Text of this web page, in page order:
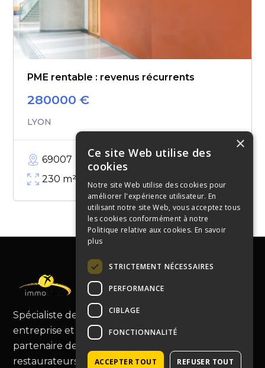
PME rentable : revenus récurrents
280000 €
LYON
69007
230 m²
Spécialiste de la cession de fonds de commerce,
entreprise et murs commerciaux, Immopro est le
partenaire de choix pour les commerçants et
restaurateurs, vous guidant au-delà de la simple
×
Ce site Web utilise des
cookies
Notre site Web utilise des cookies pour
améliorer l'expérience utilisateur. En
utilisant notre site Web, vous acceptez tous
les cookies conformément à notre
Politique relative aux cookies. En savoir
plus
STRICTEMENT NÉCESSAIRES
PERFORMANCE
CIBLAGE
FONCTIONNALITÉ
ACCEPTER TOUT REFUSER TOUT